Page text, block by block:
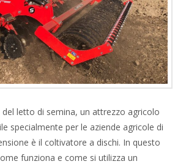
del letto di semina, un attrezzo agricolo
specialmente per le aziende agricole di
è il coltivatore a dischi. In questo
funziona e come si utilizza un